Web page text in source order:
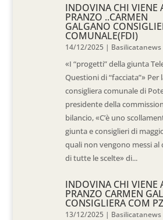
INDOVINA CHI VIENE
PRANZO ..CARMEN
GALGANO
COMUNALE(FDI)
14/12/2025 | Basilicatanews
«I “progetti” della giunta
Questioni di “facciata”» Per
consigliera comunale di
presidente della
bilancio, «C’è uno
giunta e consiglieri di
quali non vengono messi al
di tutte le scelte» di...
INDOVINA CHI VIENE
PRANZO CARMEN
CONSIGLIERA COM
13/12/2025 | Basilicatanews